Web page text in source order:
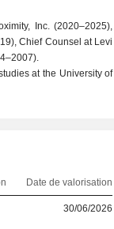
Inc. (2020–2025),
Chief Counsel at Levi
at the University of
Date de valorisation
30/06/2026